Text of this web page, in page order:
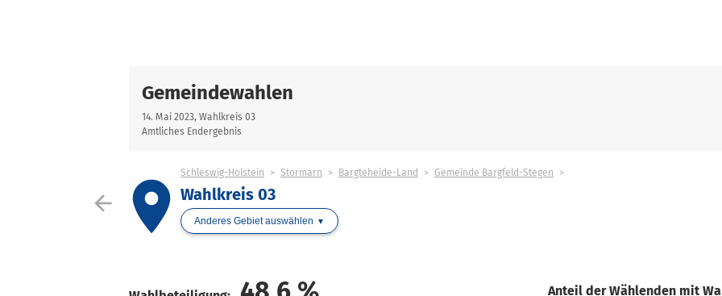
Gemeindewahlen
14. Mai 2023, Wahlkreis 03
Amtliches Endergebnis
arrow_back place
Schleswig-Holstein Stormarn Bargteheide-Land Gemeinde Bargfeld-Stegen
Wahlkreis 03
Anderes Gebiet auswählen
Anteil der Wählenden mit